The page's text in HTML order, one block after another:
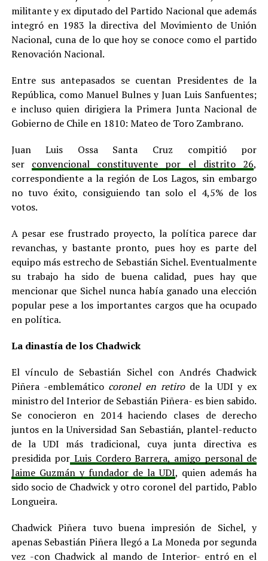
militante y ex diputado del Partido Nacional que además
integró en 1983 la directiva del Movimiento de Unión
Nacional, cuna de lo que hoy se conoce como el partido
Renovación Nacional.
Entre sus antepasados se cuentan Presidentes de la
República, como Manuel Bulnes y Juan Luis Sanfuentes;
e incluso quien dirigiera la Primera Junta Nacional de
Gobierno de Chile en 1810: Mateo de Toro Zambrano.
Juan Luis Ossa Santa Cruz compitió por
ser convencional constituyente por el distrito 26,
correspondiente a la región de Los Lagos, sin embargo
no tuvo éxito, consiguiendo tan solo el 4,5% de los
votos.
A pesar ese frustrado proyecto, la política parece dar
revanchas, y bastante pronto, pues hoy es parte del
equipo más estrecho de Sebastián Sichel. Eventualmente
su trabajo ha sido de buena calidad, pues hay que
mencionar que Sichel nunca había ganado una elección
popular pese a los importantes cargos que ha ocupado
en política.
La dinastía de los Chadwick
El vínculo de Sebastián Sichel con Andrés Chadwick
Piñera -emblemático coronel en retirode la UDI y ex
ministro del Interior de Sebastián Piñera- es bien sabido.
Se conocieron en 2014 haciendo clases de derecho
juntos en la Universidad San Sebastián, plantel-reducto
de la UDI más tradicional, cuya junta directiva es
presidida por Luis Cordero Barrera, amigo personal de
Jaime Guzmán y fundador de la UDI, quien además ha
sido socio de Chadwick y otro coronel del partido, Pablo
Longueira.
Chadwick Piñera tuvo buena impresión de Sichel, y
apenas Sebastián Piñera llegó a La Moneda por segunda
vez -con Chadwick al mando de Interior- entró en el